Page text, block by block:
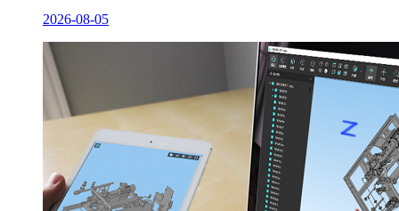
2026-08-05